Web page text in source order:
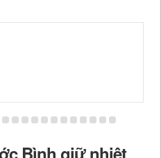
Bình giữ nhiệt